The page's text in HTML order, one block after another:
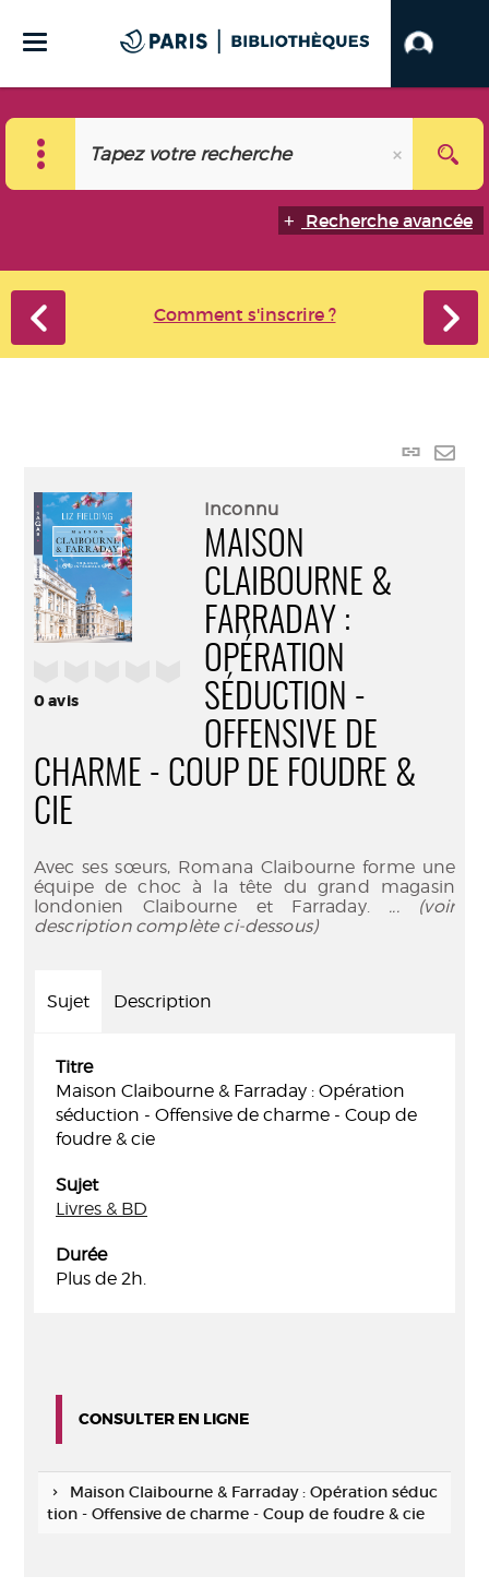
Recherche avancée
Comment s'inscrire ?
Lien
0avis
Inconnu
MAISON
CLAIBOURNE &
FARRADAY :
OPÉRATION
SÉDUCTION -
OFFENSIVE DE
CHARME - COUP DE FOUDRE &
CIE
Avec ses sœurs, Romana Claibourne forme une
équipe de choc à la tête du grand magasin
londonien Claibourne et Farraday. ... (voir
description complète ci-dessous)
Sujet Description
Titre
Maison Claibourne & Farraday : Opération
séduction - Offensive de charme - Coup de
foudre & cie
Sujet
Livres & BD
Durée
Plus de 2h.
CONSULTER EN LIGNE
Maison Claibourne & Farraday : Opération séduc
tion - Offensive de charme - Coup de foudre & cie